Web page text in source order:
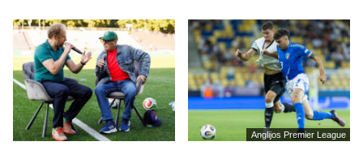
Anglijos Premier League